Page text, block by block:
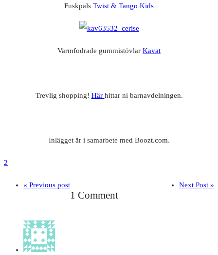
Fuskpäls Twist & Tango Kids
Varmfodrade gummistövlar Kavat
Trevlig shopping! Här hittar ni barnavdelningen.
Inlägget är i samarbete med Boozt.com.
2
« Previous post Next Post »
1 Comment